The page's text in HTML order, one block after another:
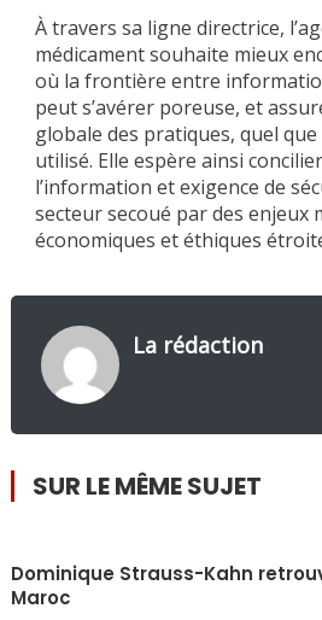
À travers sa ligne directrice,
médicament souhaite mieux
où la frontière entre
peut s’avérer poreuse, et
globale des pratiques, quel
utilisé. Elle espère ainsi
l’information et exigence de
secteur secoué par des enjeux
économiques et éthiques
La rédaction
SUR LE MÊME SUJET
Dominique Strauss-Kahn
Maroc